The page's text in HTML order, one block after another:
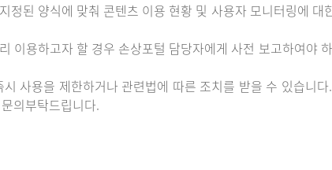
정된 양식에 맞춰 콘텐츠 이용 현황 및 사용자 모니터링에 대
이용하고자 할 경우 손상포털 담당자에게 사전 보고하여야
사용을 제한하거나 관련법에 따른 조치를 받을 수 있습니
의부탁드립니다.